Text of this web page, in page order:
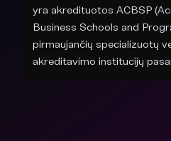
yra akredituotos ACBSP
Business Schools and
pirmaujančių specializuotų
akreditavimo institucijų